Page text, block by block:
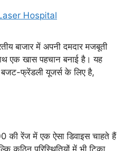
Hospital
बाजार में अपनी दमदार मजबूती
एक खास पहचान बनाई है। यह
बजट-फ्रेंडली यूजर्स के लिए है,
रेंज में एक ऐसा डिवाइस चाहते हैं
कठिन परिस्थितियों में भी टिका